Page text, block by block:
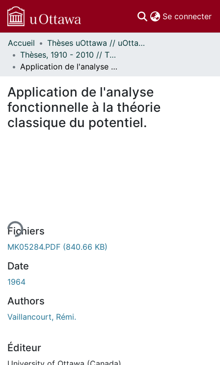
Se connecter
Communautés
et collections
Parcourir
À propos
Accueil
Thèses uOttawa // uOttawa Theses
Thèses, 1910 - 2010 // Theses, 1910 - 2010
Application de l'analyse fonctionnelle à la théorie classique du potentiel.
Application de l'analyse
fonctionnelle à la théorie
classique du potentiel.
Fichiers
MK05284.PDF (840.66 KB)
Date
1964
Authors
Vaillancourt, Rémi.
Éditeur